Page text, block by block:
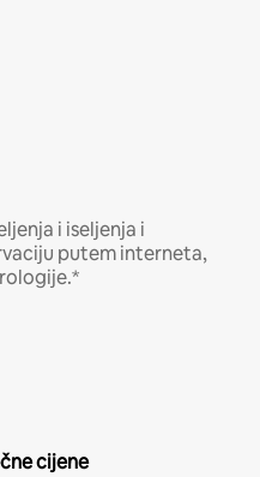
i iseljenja i
putem interneta,
cijene